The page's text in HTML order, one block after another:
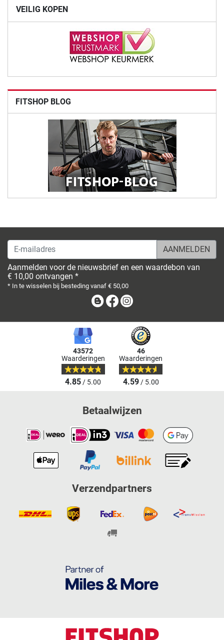
VEILIG KOPEN
FITSHOP BLOG
E-mailadres
Aanmelden voor de nieuwsbrief en een waardebon van
€ 10,00 ontvangen *
* In te wisselen bij besteding vanaf € 50,00
BlogFacebook
43572
Waarderingen
4.85/ 5.00
46
Waarderingen
4.59/ 5.00
Betaalwijzen
Verzendpartners